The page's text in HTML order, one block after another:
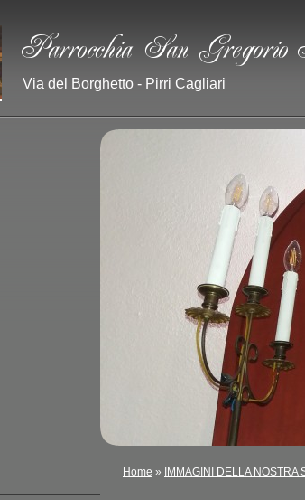
Via del Borghetto - Pirri Cagliari
Home » IMMAGINI DELLA NOSTRA